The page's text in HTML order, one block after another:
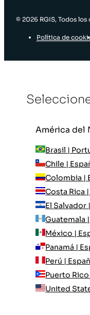
© 2026 RGIS, Todos
Política de
América del
Brasil |
Chile |
Colombia |
Costa Rica
El Salvador
Guatemala
México |
Panamá |
Perú |
Puerto
United